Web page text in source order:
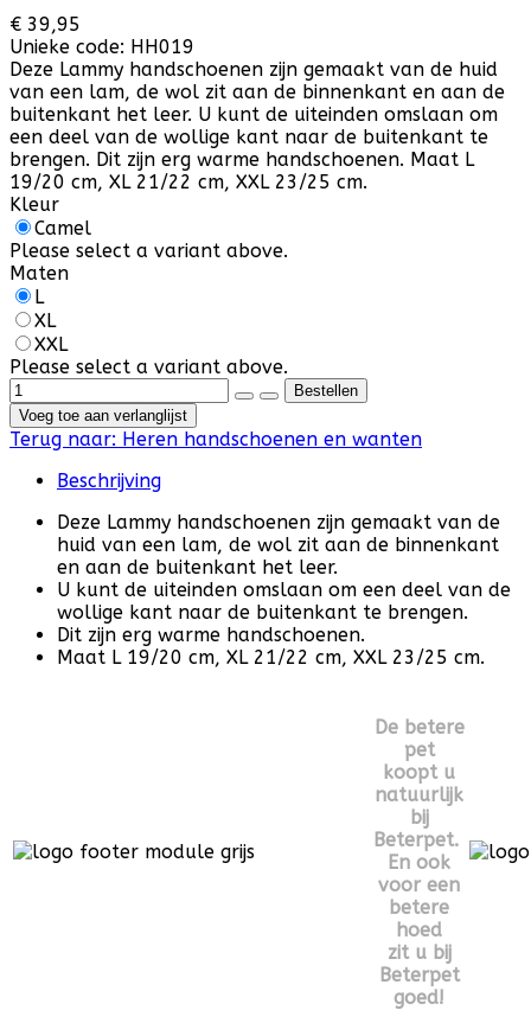
€ 39,95
Unieke code: HH019
Deze Lammy handschoenen zijn gemaakt van de huid
van een lam, de wol zit aan de binnenkant en aan de
buitenkant het leer. U kunt de uiteinden omslaan om
een deel van de wollige kant naar de buitenkant te
brengen. Dit zijn erg warme handschoenen. Maat L
19/20 cm, XL 21/22 cm, XXL 23/25 cm.
Kleur
Camel
Please select a variant above.
Maten
L
XL
XXL
Please select a variant above.
Voeg toe aan verlanglijst
Terug naar: Heren handschoenen en wanten
Beschrijving
Deze Lammy handschoenen zijn gemaakt van de
huid van een lam, de wol zit aan de binnenkant
en aan de buitenkant het leer.
U kunt de uiteinden omslaan om een deel van de
wollige kant naar de buitenkant te brengen.
Dit zijn erg warme handschoenen.
Maat L 19/20 cm, XL 21/22 cm, XXL 23/25 cm.
De betere
pet
koopt u
natuurlijk
bij
Beterpet.
En ook
voor een
betere
hoed
zit u bij
Beterpet
goed!